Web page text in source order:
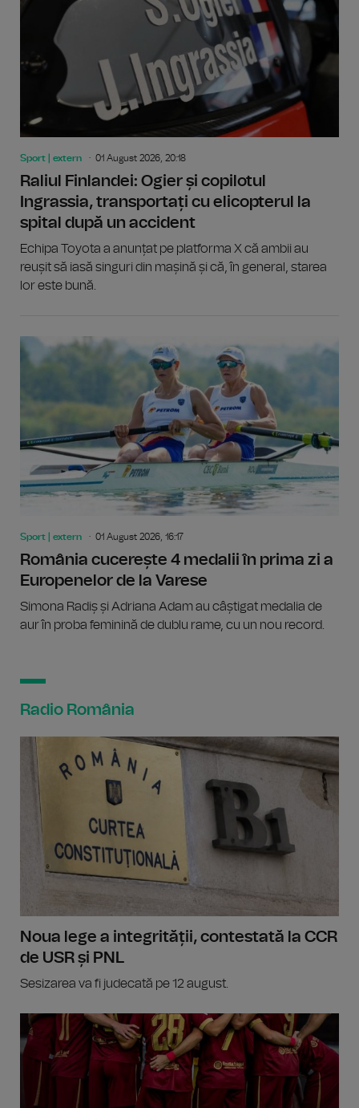
Sport | extern 01 August 2026, 20:18
Raliul Finlandei: Ogier și copilotul
Ingrassia, transportați cu elicopterul la
spital după un accident
Echipa Toyota a anunțat pe platforma X că ambii au
reușit să iasă singuri din mașină și că, în general, starea
lor este bună.
Sport | extern 01 August 2026, 16:17
România cucerește 4 medalii în prima zi a
Europenelor de la Varese
Simona Radiș și Adriana Adam au câștigat medalia de
aur în proba feminină de dublu rame, cu un nou record.
Radio România
Noua lege a integrității, contestată la CCR
de USR și PNL
Sesizarea va fi judecată pe 12 august.